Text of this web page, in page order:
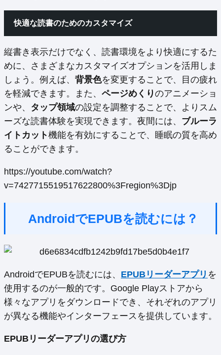
快適な読書のためのカスタマイズ
縦書き表示だけでなく、読書環境をより快適にするた
めに、さまざまなカスタマイズオプションを活用しま
しょう。例えば、 背景色を変更することで、目の疲れ
を軽減できます。また、 ページめくりのアニメーショ
ンや、 タップ領域の設定を調整することで、よりスム
ーズな読書体験を実現できます。夜間には、 ブルーラ
イトカット機能を有効にすることで、睡眠の質を高め
ることができます。
https://youtube.com/watch?
v=7427715519517622800%3Fregion%3Djp
AndroidでEPUBを読むには？
AndroidでEPUBを読むには、 EPUBリーダーアプリ を
使用するのが一般的です。Google Playストアから
様々なアプリをダウンロードでき、それぞれのアプリ
が異なる機能やインターフェースを提供しています。
EPUBリーダーアプリの選び方